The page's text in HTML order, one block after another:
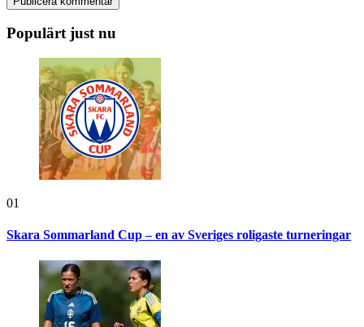
Populärt just nu
01
Skara Sommarland Cup – en av Sveriges roligaste turneringar